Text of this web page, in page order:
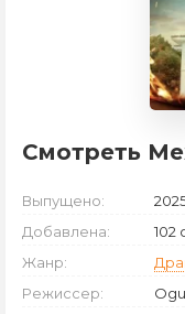
Смотреть
Выпущено:
Добавлена:
102
Жанр:
Режиссер: